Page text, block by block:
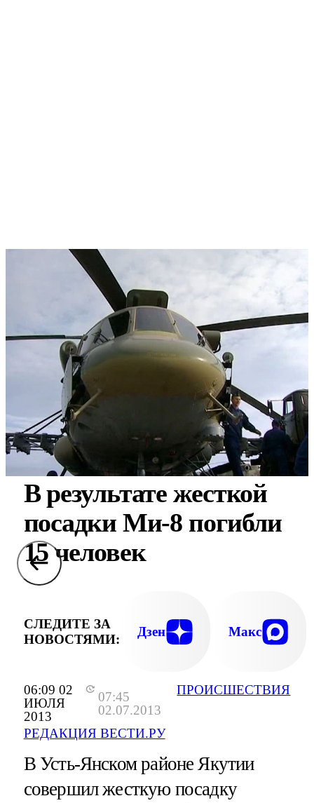
06:09 02
ИЮЛЯ
2013
07:45
02.07.2013
РЕДАКЦИЯ ВЕСТИ.РУ
ПРОИСШЕСТВИЯ
В результате жесткой
посадки Ми-8 погибли
15 человек
СЛЕДИТЕ ЗА
НОВОСТЯМИ:
Дзен Макс
В Усть-Янском районе Якутии
совершил жесткую посадку